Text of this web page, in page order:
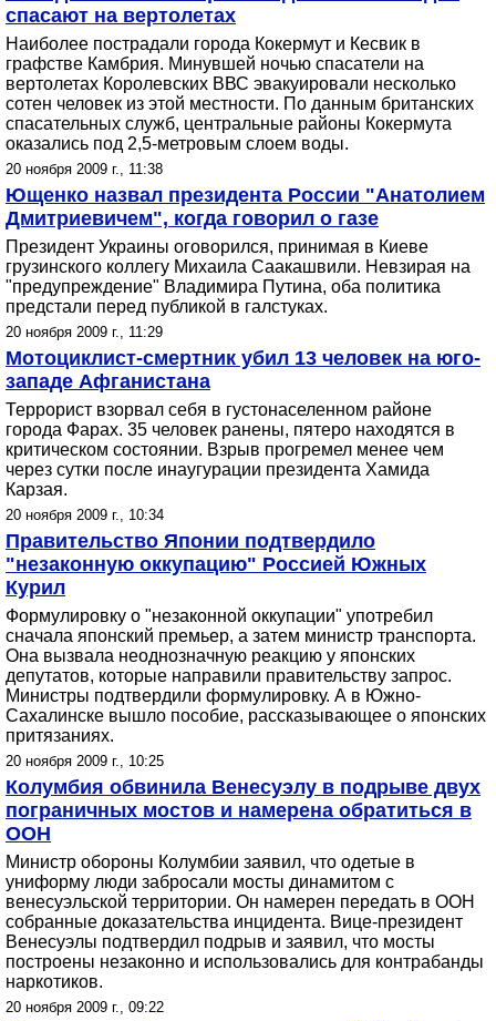
спасают на вертолетах
Наиболее пострадали города Кокермут и Кесвик в
графстве Камбрия. Минувшей ночью спасатели на
вертолетах Королевских ВВС эвакуировали несколько
сотен человек из этой местности. По данным британских
спасательных служб, центральные районы Кокермута
оказались под 2,5-метровым слоем воды.
20 ноября 2009 г., 11:38
Ющенко назвал президента России "Анатолием
Дмитриевичем", когда говорил о газе
Президент Украины оговорился, принимая в Киеве
грузинского коллегу Михаила Саакашвили. Невзирая на
"предупреждение" Владимира Путина, оба политика
предстали перед публикой в галстуках.
20 ноября 2009 г., 11:29
Мотоциклист-смертник убил 13 человек на юго-
западе Афганистана
Террорист взорвал себя в густонаселенном районе
города Фарах. 35 человек ранены, пятеро находятся в
критическом состоянии. Взрыв прогремел менее чем
через сутки после инаугурации президента Хамида
Карзая.
20 ноября 2009 г., 10:34
Правительство Японии подтвердило
"незаконную оккупацию" Россией Южных
Курил
Формулировку о "незаконной оккупации" употребил
сначала японский премьер, а затем министр транспорта.
Она вызвала неоднозначную реакцию у японских
депутатов, которые направили правительству запрос.
Министры подтвердили формулировку. А в Южно-
Сахалинске вышло пособие, рассказывающее о японских
притязаниях.
20 ноября 2009 г., 10:25
Колумбия обвинила Венесуэлу в подрыве двух
пограничных мостов и намерена обратиться в
ООН
Министр обороны Колумбии заявил, что одетые в
униформу люди забросали мосты динамитом с
венесуэльской территории. Он намерен передать в ООН
собранные доказательства инцидента. Вице-президент
Венесуэлы подтвердил подрыв и заявил, что мосты
построены незаконно и использовались для контрабанды
наркотиков.
20 ноября 2009 г., 09:22